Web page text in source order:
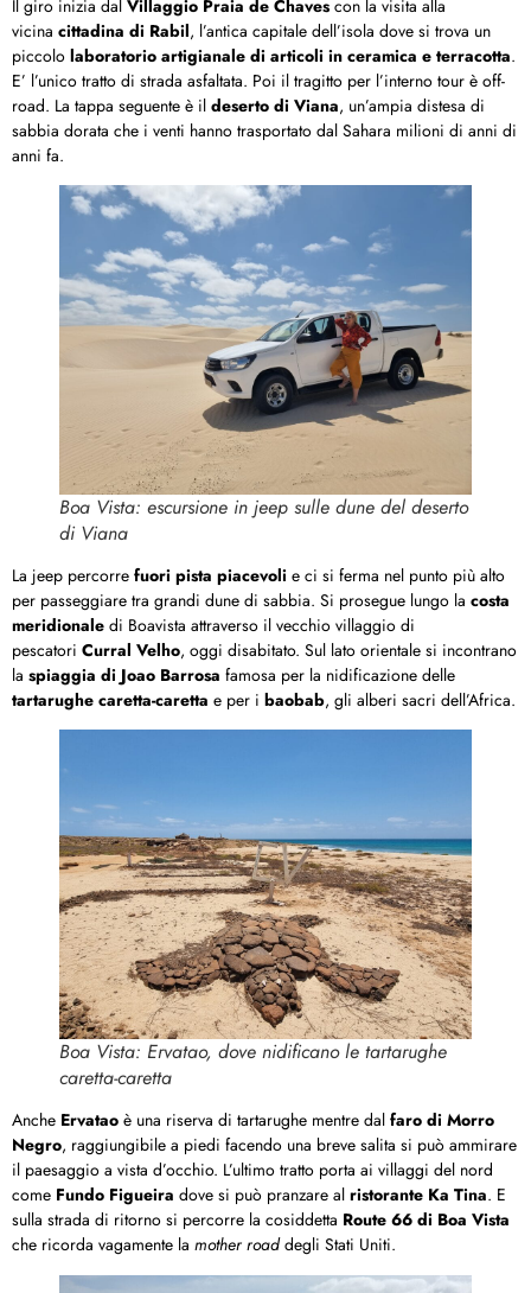
Il giro inizia dal Villaggio Praia de Chaves con la visita alla
vicina cittadina di Rabil, l’antica capitale dell’isola dove si trova un
piccolo laboratorio artigianale di articoli in ceramica e terracotta.
E’ l’unico tratto di strada asfaltata. Poi il tragitto per l’interno tour è off-
road. La tappa seguente è il deserto di Viana, un’ampia distesa di
sabbia dorata che i venti hanno trasportato dal Sahara milioni di anni di
anni fa.
Boa Vista: escursione in jeep sulle dune del deserto
di Viana
La jeep percorre fuori pista piacevoli e ci si ferma nel punto più alto
per passeggiare tra grandi dune di sabbia. Si prosegue lungo la costa
meridionale di Boavista attraverso il vecchio villaggio di
pescatori Curral Velho, oggi disabitato. Sul lato orientale si incontrano
la spiaggia di Joao Barrosa famosa per la nidificazione delle
tartarughe caretta-caretta e per i baobab, gli alberi sacri dell’Africa.
Boa Vista: Ervatao, dove nidificano le tartarughe
caretta-caretta
Anche Ervatao è una riserva di tartarughe mentre dal faro di Morro
Negro, raggiungibile a piedi facendo una breve salita si può ammirare
il paesaggio a vista d’occhio. L’ultimo tratto porta ai villaggi del nord
come Fundo Figueira dove si può pranzare al ristorante Ka Tina. E
sulla strada di ritorno si percorre la cosiddetta Route 66 di Boa Vista
che ricorda vagamente la mother roaddegli Stati Uniti.